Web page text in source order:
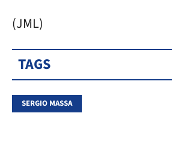
(JML)
TAGS
SERGIO MASSA